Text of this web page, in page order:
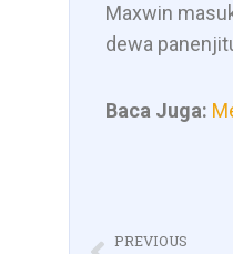
Maxwin
dewa
Baca Juga:
PREVIOUS